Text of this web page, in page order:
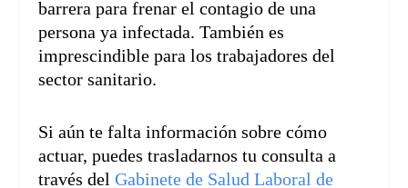
barrera para frenar el contagio de una
persona ya infectada. También es
imprescindible para los trabajadores del
sector sanitario.
Si aún te falta información sobre cómo
actuar, puedes trasladarnos tu consulta a
través delGabinete de Salud Laboral de